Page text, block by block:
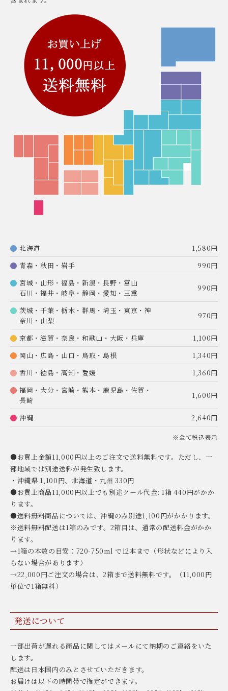
北海道
1,580円
青森・秋田・岩手
990円
宮城・山形・福島・新潟・長野・富山
石川・福井・岐阜・静岡・愛知・三重
990円
茨城・千葉・栃木・群馬・埼玉・東京・神
奈川・山梨
970円
京都・滋賀・奈良・和歌山・大阪・兵庫
1,100円
岡山・広島・山口・鳥取・島根
1,340円
香川・徳島・高知・愛媛
1,360円
福岡・大分・宮崎・熊本・鹿児島・佐賀・
長崎
1,600円
沖縄 2,640円
※全て税込表示
●お買上金額11,000円以上のご注文で送料無料です。ただし、一
部地域では別途送料が発生致します。
・沖縄県 1,100円、北海道・九州 330円
●お買上商品11,000円以上でも別途クール代金: 1箱 440円がかか
ります。
●送料無料商品については、沖縄のみ別途1,100円がかかります。
※送料無料配送は1箱のみです。2箱目は、通常の配送料金がかか
ります。
→1箱の本数の目安：720-750ml で12本まで（形状などにより入
らない場合があります）
→22,000円ご注文の場合は、2箱まで送料無料です。（11,000円
単位で1箱無料）
発送について
一部出荷が遅れる商品に関してはメールにて納期のご連絡をいた
します。
配送は日本国内のみとさせていただきます。
お届けは以下の時間帯で指定ができます。